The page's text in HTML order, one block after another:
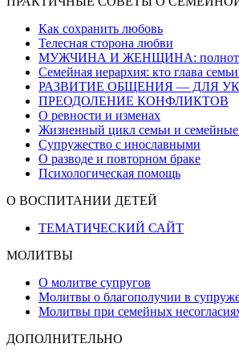
Как сохранить любовь
Телесная сторона любви
МУЖЧИНА И ЖЕНЩИНА: полнота
Семейная иерархия: кто глава
РАЗВИТИЕ ОБЩЕНИЯ — ДЛЯ
ПРЕОДОЛЕНИЕ КОНФЛИКТОВ
О ревности и изменах
Жизненный цикл семьи и
Супружество с инославными
О разводе и повторном браке
Психологическая помощь
О ВОСПИТАНИИ ДЕТЕЙ
ТЕМАТИЧЕСКИЙ САЙТ
МОЛИТВЫ
О молитве супругов
Молитвы о благополучии в
Молитвы при семейных
ДОПОЛНИТЕЛЬНО